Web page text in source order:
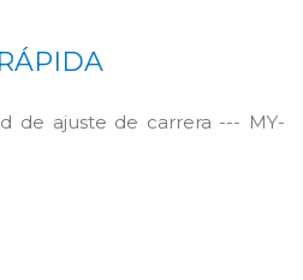
de ajuste de carrera --- MY-